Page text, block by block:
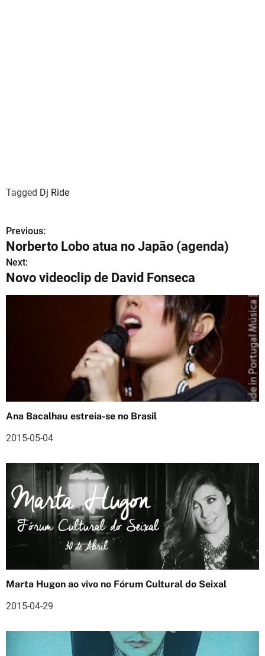
Tagged Dj Ride
N
a
v
o
d
e
g
Previous:
Norberto Lobo atua no Japão (agenda)
Next:
Novo videoclip de David Fonseca
Ana Bacalhau estreia-se no Brasil
2015-05-04
Marta Hugon ao vivo no Fórum Cultural do Seixal
2015-04-29